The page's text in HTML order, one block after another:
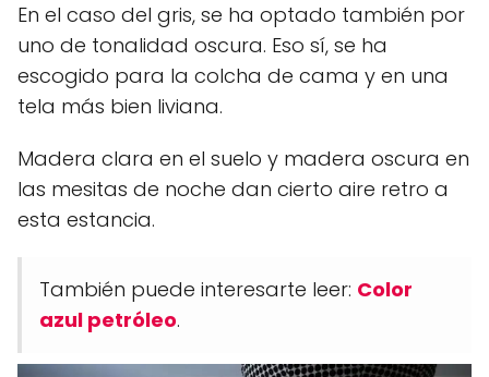
En el caso del gris, se ha optado también por
uno de tonalidad oscura. Eso sí, se ha
escogido para la colcha de cama y en una
tela más bien liviana.
Madera clara en el suelo y madera oscura en
las mesitas de noche dan cierto aire retro a
esta estancia.
También puede interesarte leer: Color
azul petróleo.